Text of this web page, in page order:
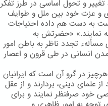
تغییر و تحول اساسی در طرز تفكر
و عزت خود بین ملل و طوایف
به دست هم داده احتیاجات
نمایند.» «حضرتش به
مسألهء تجدد ناظر به باطن امور
انسانی در طی قرون و اعصار
در گرو آن است كه ایرانیان
علمای دینی، بردارند و از عقل
خود صرفنظر نمایند و برای